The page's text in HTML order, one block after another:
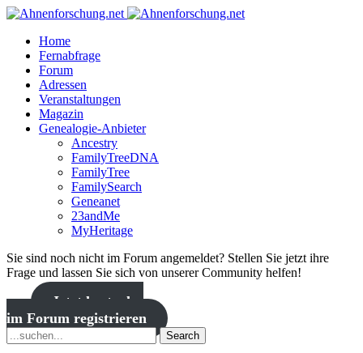
Home
Fernabfrage
Forum
Adressen
Veranstaltungen
Magazin
Genealogie-Anbieter
Ancestry
FamilyTreeDNA
FamilyTree
FamilySearch
Geneanet
23andMe
MyHeritage
Sie sind noch nicht im Forum angemeldet? Stellen Sie jetzt ihre
Frage und lassen Sie sich von unserer Community helfen!
Jetzt kostenlos
im Forum registrieren
Search